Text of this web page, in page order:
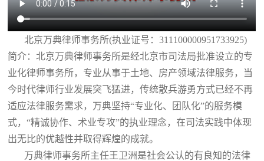
北京万典律师事务所(执业证号：311100000951733925)
简介：北京万典律师事务所是经北京市司法局批准设立的专
业化律师事务所，专业从事于土地、房产领域法律服务，当
今时代律师行业发展突飞猛进，传统散兵游勇方式已经不再
适应法律服务需求，万典坚持“专业化、团队化”的服务模
式，“精诚协作、术业专攻”的执业理念，在司法实践中体现
出无比的优越性并取得辉煌的成就。
万典律师事务所主任王卫洲是社会公认的有良知的法律